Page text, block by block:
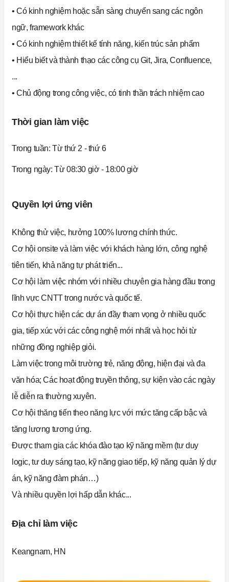
• Có kinh nghiệm hoặc sẵn sàng chuyển sang các ngôn
ngữ, framework khác
• Có kinh nghiệm thiết kế tính năng, kiến trúc sản phẩm
• Hiểu biết và thành thạo các công cụ Git, Jira, Confluence,
...
• Chủ động trong công việc, có tinh thần trách nhiệm cao
Thời gian làm việc
Trong tuần:Từ thứ 2 - thứ 6
Trong ngày: Từ 08:30 giờ - 18:00 giờ
Quyền lợi ứng viên
Không thử việc, hưởng 100% lương chính thức.
Cơ hội onsite và làm việc với khách hàng lớn, công nghệ
tiên tiến, khả năng tự phát triển...
Cơ hội làm việc nhóm với nhiều chuyên gia hàng đầu trong
lĩnh vực CNTT trong nước và quốc tế.
Cơ hội thực hiện các dự án đầy tham vọng ở nhiều quốc
gia, tiếp xúc với các công nghệ mới nhất và học hỏi từ
những đồng nghiệp giỏi.
Làm việc trong môi trường trẻ, năng động, hiện đại và đa
văn hóa; Các hoạt động truyền thông, sự kiện vào các ngày
lễ diễn ra thường xuyên.
Cơ hội thăng tiến theo năng lực với mức tăng cấp bậc và
tăng lương tương ứng.
Được tham gia các khóa đào tạo kỹ năng mềm (tư duy
logic, tư duy sáng tạo, kỹ năng giao tiếp, kỹ năng quản lý dự
án, kỹ năng đàm phán…)
Và nhiều quyền lợi hấp dẫn khác...
Địa chỉ làm việc
Keangnam, HN